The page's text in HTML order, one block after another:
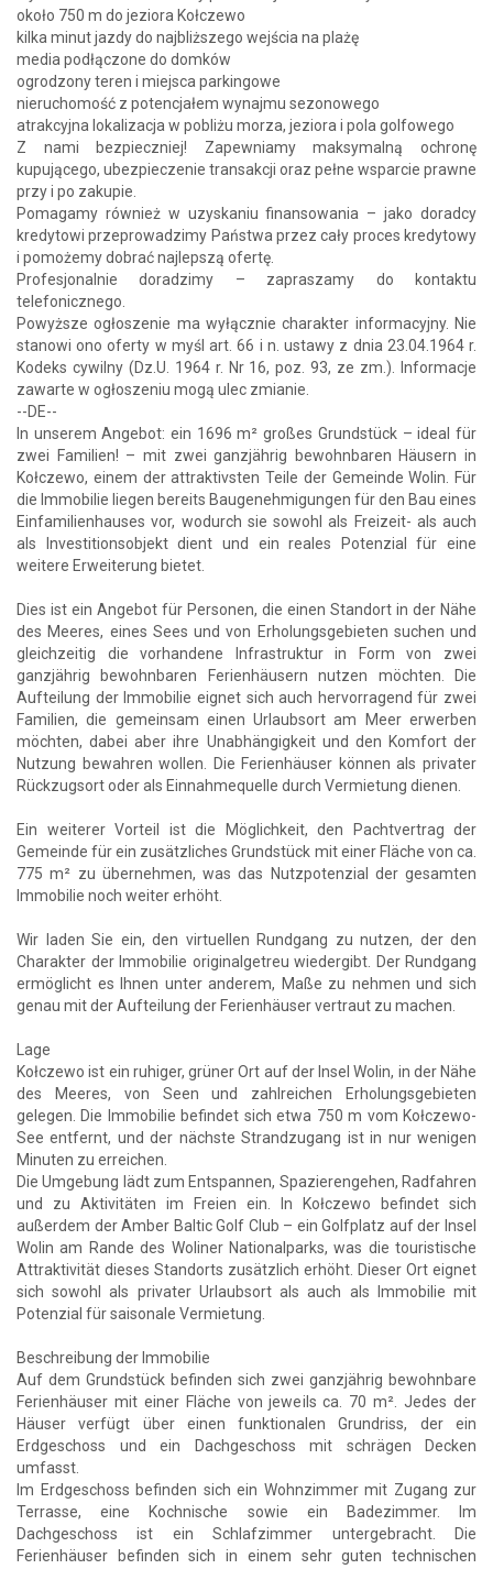
około 750 m do jeziora Kołczewo
kilka minut jazdy do najbliższego wejścia na plażę
media podłączone do domków
ogrodzony teren i miejsca parkingowe
nieruchomość z potencjałem wynajmu sezonowego
atrakcyjna lokalizacja w pobliżu morza, jeziora i pola golfowego
Z nami bezpieczniej! Zapewniamy maksymalną ochronę
kupującego, ubezpieczenie transakcji oraz pełne wsparcie prawne
przy i po zakupie.
Pomagamy również w uzyskaniu finansowania – jako doradcy
kredytowi przeprowadzimy Państwa przez cały proces kredytowy
i pomożemy dobrać najlepszą ofertę.
Profesjonalnie doradzimy – zapraszamy do kontaktu
telefonicznego.
Powyższe ogłoszenie ma wyłącznie charakter informacyjny. Nie
stanowi ono oferty w myśl art. 66 i n. ustawy z dnia 23.04.1964 r.
Kodeks cywilny (Dz.U. 1964 r. Nr 16, poz. 93, ze zm.). Informacje
zawarte w ogłoszeniu mogą ulec zmianie.
--DE--
In unserem Angebot: ein 1696 m² großes Grundstück – ideal für
zwei Familien! – mit zwei ganzjährig bewohnbaren Häusern in
Kołczewo, einem der attraktivsten Teile der Gemeinde Wolin. Für
die Immobilie liegen bereits Baugenehmigungen für den Bau eines
Einfamilienhauses vor, wodurch sie sowohl als Freizeit- als auch
als Investitionsobjekt dient und ein reales Potenzial für eine
weitere Erweiterung bietet.
Dies ist ein Angebot für Personen, die einen Standort in der Nähe
des Meeres, eines Sees und von Erholungsgebieten suchen und
gleichzeitig die vorhandene Infrastruktur in Form von zwei
ganzjährig bewohnbaren Ferienhäusern nutzen möchten. Die
Aufteilung der Immobilie eignet sich auch hervorragend für zwei
Familien, die gemeinsam einen Urlaubsort am Meer erwerben
möchten, dabei aber ihre Unabhängigkeit und den Komfort der
Nutzung bewahren wollen. Die Ferienhäuser können als privater
Rückzugsort oder als Einnahmequelle durch Vermietung dienen.
Ein weiterer Vorteil ist die Möglichkeit, den Pachtvertrag der
Gemeinde für ein zusätzliches Grundstück mit einer Fläche von ca.
775 m² zu übernehmen, was das Nutzpotenzial der gesamten
Immobilie noch weiter erhöht.
Wir laden Sie ein, den virtuellen Rundgang zu nutzen, der den
Charakter der Immobilie originalgetreu wiedergibt. Der Rundgang
ermöglicht es Ihnen unter anderem, Maße zu nehmen und sich
genau mit der Aufteilung der Ferienhäuser vertraut zu machen.
Lage
Kołczewo ist ein ruhiger, grüner Ort auf der Insel Wolin, in der Nähe
des Meeres, von Seen und zahlreichen Erholungsgebieten
gelegen. Die Immobilie befindet sich etwa 750 m vom Kołczewo-
See entfernt, und der nächste Strandzugang ist in nur wenigen
Minuten zu erreichen.
Die Umgebung lädt zum Entspannen, Spazierengehen, Radfahren
und zu Aktivitäten im Freien ein. In Kołczewo befindet sich
außerdem der Amber Baltic Golf Club – ein Golfplatz auf der Insel
Wolin am Rande des Woliner Nationalparks, was die touristische
Attraktivität dieses Standorts zusätzlich erhöht. Dieser Ort eignet
sich sowohl als privater Urlaubsort als auch als Immobilie mit
Potenzial für saisonale Vermietung.
Beschreibung der Immobilie
Auf dem Grundstück befinden sich zwei ganzjährig bewohnbare
Ferienhäuser mit einer Fläche von jeweils ca. 70 m². Jedes der
Häuser verfügt über einen funktionalen Grundriss, der ein
Erdgeschoss und ein Dachgeschoss mit schrägen Decken
umfasst.
Im Erdgeschoss befinden sich ein Wohnzimmer mit Zugang zur
Terrasse, eine Kochnische sowie ein Badezimmer. Im
Dachgeschoss ist ein Schlafzimmer untergebracht. Die
Ferienhäuser befinden sich in einem sehr guten technischen